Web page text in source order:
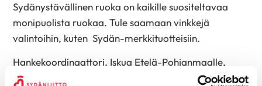
Sydänystävällinen ruoka on kaikille suositeltavaa
monipuolista ruokaa. Tule saamaan vinkkejä
valintoihin, kuten Sydän-merkkituotteisiin.
Hankekoordinaattori, Iskua Etelä-Pohjanmaalle,
Vapaaehtoistoiminnan kehittäjä, Sydän Suomen alue